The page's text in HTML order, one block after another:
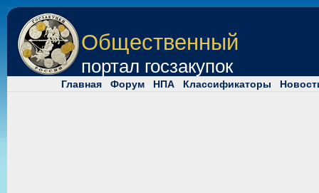
Общественный
портал госзакупок
Главная Форум НПА Классификаторы